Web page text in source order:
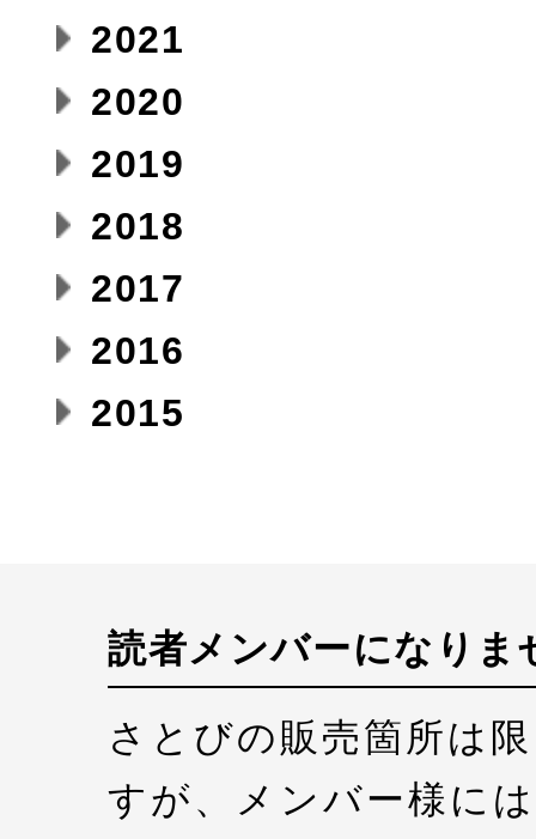
2021
2020
2019
2018
2017
2016
2015
読者メンバーになりま
さとびの販売箇所は
すが、メンバー様に